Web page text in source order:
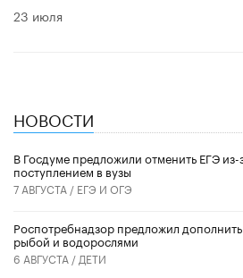
23 июля
НОВОСТИ
В Госдуме предложили отменить ЕГЭ
поступлением в вузы
7 АВГУСТА / ЕГЭ И ОГЭ
Роспотребнадзор предложил
рыбой и водорослями
6 АВГУСТА / ДЕТИ